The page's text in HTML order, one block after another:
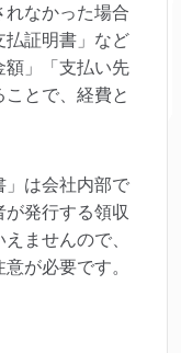
れなかった場合
払証明書」など
額」「支払い先
とで、経費と
」は会社内部で
が発行する領収
ませんので、
が必要です。